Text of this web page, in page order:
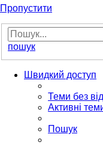
Пропустити
пошук
Швидкий доступ
Теми без
Активні
Пошук